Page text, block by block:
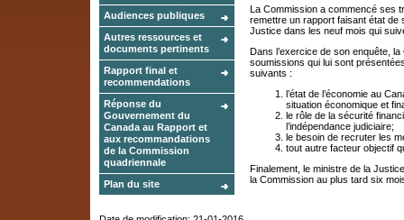
Audiences publiques
Autres ressources et
documents pertinents
Rapport final et
recommendations
Réponse du
Gouvernement du
Canada au Rapport et
aux recommandations
de la Commission
quadriennale
Plan du site
La Commission a commencé ses
remettre un rapport faisant état de
Justice dans les neuf mois qui
Dans l’exercice de son enquête,
soumissions qui lui sont
suivants :
l’état de l’économie au
situation économique et
le rôle de la sécurité
l’indépendance judiciaire;
le besoin de recruter les
tout autre facteur objectif
Finalement, le ministre de la
la Commission au plus tard six